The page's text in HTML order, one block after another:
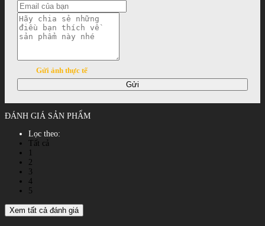
Gửi ảnh thực tế
Gửi
ĐÁNH GIÁ SẢN PHẨM
Lọc theo:
Tất cả
2
3
4
5
Xem tất cả đánh giá